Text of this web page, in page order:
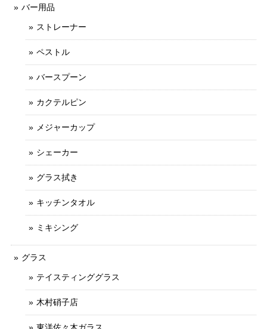
バー用品
ストレーナー
ペストル
バースプーン
カクテルピン
メジャーカップ
シェーカー
グラス拭き
キッチンタオル
ミキシング
グラス
テイスティンググラス
木村硝子店
東洋佐々木ガラス